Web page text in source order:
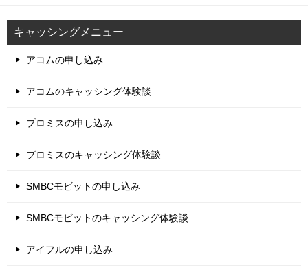
キャッシングメニュー
アコムの申し込み
アコムのキャッシング体験談
プロミスの申し込み
プロミスのキャッシング体験談
SMBCモビットの申し込み
SMBCモビットのキャッシング体験談
アイフルの申し込み